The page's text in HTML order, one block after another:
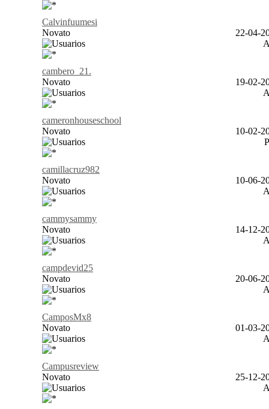
Calvinfuumesi
Novato
22-04-
cambero_21.
Novato
19-02-
cameronhouseschool
Novato
10-02-
camillacruz982
Novato
10-06-
cammysammy
Novato
14-12-
campdevid25
Novato
20-06-
CamposMx8
Novato
01-03-
Campusreview
Novato
25-12-